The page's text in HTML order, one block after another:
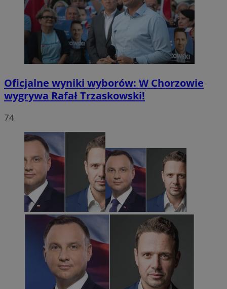
Oficjalne wyniki wyborów: W Chorzowie
wygrywa Rafał Trzaskowski!
74